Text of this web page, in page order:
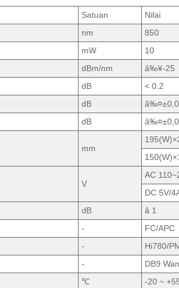
Satuan Nilai
nm
850
mW
10
dBm/nm
â‰¥-25
dB
< 0.2
dB
dB
mm
V
AC
DC 5V/
dB
â 1
-
FC/APC
-
Hi780/
-
DB9
℃
-20 ~